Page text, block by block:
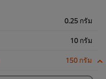
0.25 กรัม
10 กรัม
150 กรัม